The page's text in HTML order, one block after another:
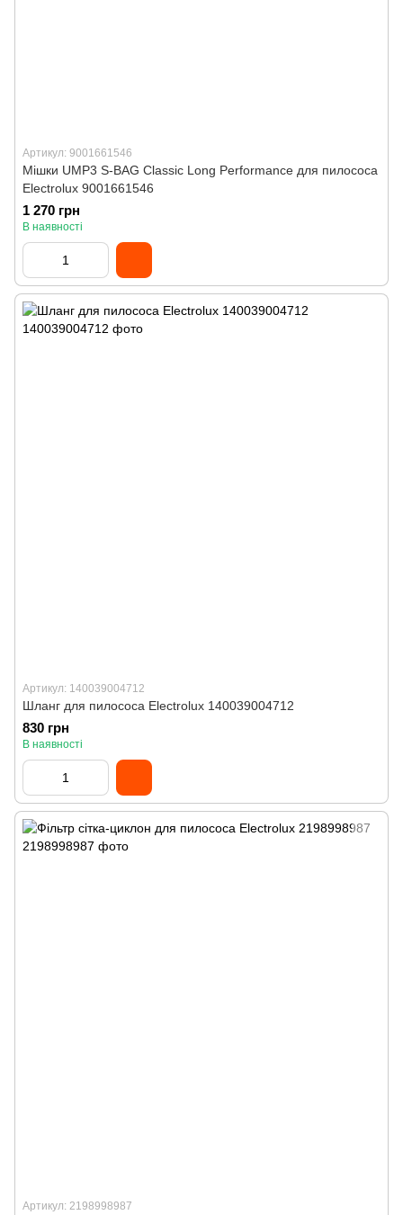
Артикул: 9001661546
Мішки UMP3 S-BAG Classic Long Performance для пилососа
Electrolux 9001661546
1 270 грн
В наявності
Артикул: 140039004712
Шланг для пилососа Electrolux 140039004712
830 грн
В наявності
Артикул: 2198998987